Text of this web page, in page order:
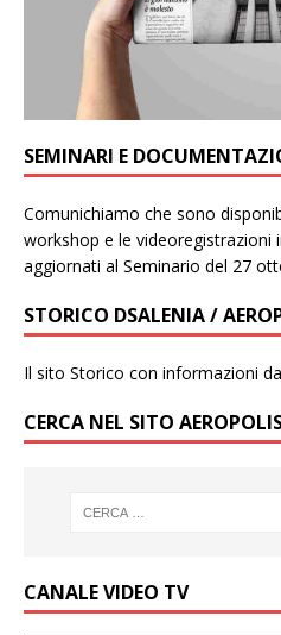
SEMINARI E
Comunichiamo che sono
workshop e le videoregistrazioni
aggiornati al Seminario del 27
STORICO DSALENIA /
Il sito Storico con informazioni
CERCA NEL SITO
CANALE VIDEO TV